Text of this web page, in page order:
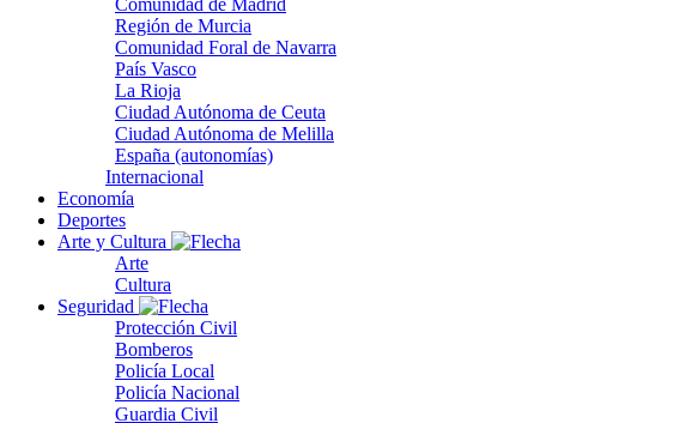
Comunidad de Madrid
Región de Murcia
Comunidad Foral de Navarra
País Vasco
La Rioja
Ciudad Autónoma de Ceuta
Ciudad Autónoma de Melilla
España (autonomías)
Internacional
Economía
Deportes
Arte y Cultura
Arte
Cultura
Seguridad
Protección Civil
Bomberos
Policía Local
Policía Nacional
Guardia Civil